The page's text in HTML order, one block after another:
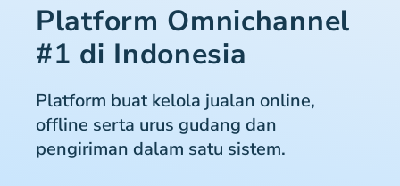
Platform Omnichannel
#1 di Indonesia
Platform buat kelola jualan online,
offline serta urus gudang dan
pengiriman dalam satu sistem.